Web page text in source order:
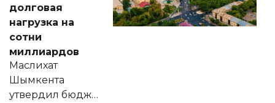
долговая
нагрузка на
сотни
миллиардов
Маслихат
Шымкента
утвердил бюджет